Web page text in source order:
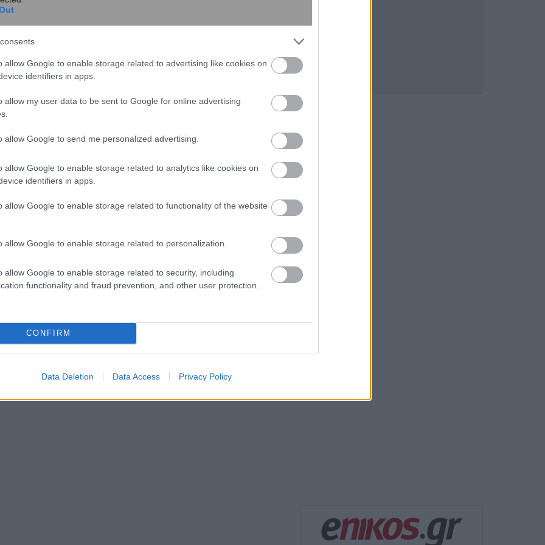
allow Google to enable storage related to advertising like cookies on
identifiers in apps.
allow my user data to be sent to Google for online advertising
allow Google to send me personalized advertising.
allow Google to enable storage related to analytics like cookies on
identifiers in apps.
allow Google to enable storage related to functionality of the website
allow Google to enable storage related to personalization.
allow Google to enable storage related to security, including
functionality and fraud prevention, and other user protection.
CONFIRM
Data Deletion Data Access Privacy Policy
μαγνήτη, για την προώθηση παραγωγικών
και μεταποιητικός τομέας, που παραμένει
οικονομίας», ενώ τόνισε ότι, «λόγω του μικρού
μια βιομηχανική πολιτική πρέπει
σε σχετικά μικρές αλυσίδες αξίας, οι οποίες
από διαφορετικούς τομείς για την
παγκοσμιοποιημένων αγορών».
οι στόχοι είναι σημαντικό να παρέχονται: «πρώτον,
μέσω της Εθνικής Αναπτυξιακής Τράπεζας
θα αποκτήσουν κεφάλαιο σε ελληνικές
«οι ευρωπαϊκές βιομηχανίες που μπορούν να
γνωρίζουν ήδη, ότι υπάρχει ένα διαφορετικό
επικερδείς ευκαιρίες».